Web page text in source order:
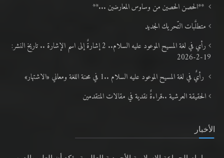
**الحصن الحصين من وساوس المعارضين ...**
متطلَّبات التّحريك الجديد
رأي في لغة المسيح الموعود عليه السلام.. 2 إشارةٌ إلى اسم الإشارة .. تاريخ النشر:
19-2-2026
رأيٌ في لغة المسيح الموعود عليه السلام ..1 في محنة اللغة ومعاني «الاشتهار»
الحقيقة العرشية ..قراءةٌ نقدية في مقالات المتقدمين
الأخبار